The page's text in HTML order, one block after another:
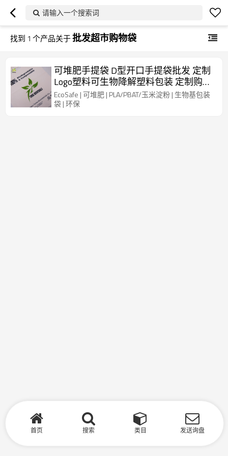
请输入一个搜索词
找到 1 个产品关于批发超市购物袋
可堆肥手提袋 D型开口手提袋批发 定制
Logo塑料可生物降解塑料包装 定制购物
袋 时尚
EcoSafe | 可堆肥 | PLA/PBAT/玉米淀粉 | 生物基包装
袋 | 环保
首页 搜索 类目 发送询盘